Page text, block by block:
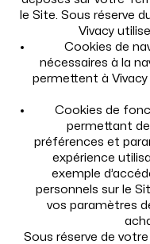
le Site. Sous réserve
Vivacy
Cookies de
nécessaires à la
permettent à
Cookies de
permettant
préférences et
expérience
exemple
personnels sur le
vos paramètres
Sous réserve de